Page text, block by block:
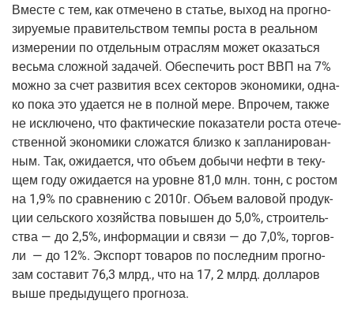
Вме­сте с тем, как отме­че­но в ста­тье, выход на про­гно­
зи­ру­е­мые пра­ви­тель­ством тем­пы роста в реаль­ном
изме­ре­нии по отдель­ным отрас­лям может ока­зать­ся
весь­ма слож­ной зада­чей. Обес­пе­чить рост ВВП на 7%
мож­но за счет раз­ви­тия всех сек­то­ров эко­но­ми­ки, одна­
ко пока это уда­ет­ся не в пол­ной мере. Впро­чем, так­же
не исклю­че­но, что фак­ти­че­ские пока­за­те­ли роста оте­че­
ствен­ной эко­но­ми­ки сло­жат­ся близ­ко к запла­ни­ро­ван­
ным. Так, ожи­да­ет­ся, что объ­ем добы­чи неф­ти в теку­
щем году ожи­да­ет­ся на уровне 81,0 млн. тонн, с ростом
на 1,9% по срав­не­нию с 2010г. Объ­ем вало­вой про­дук­
ции сель­ско­го хозяй­ства повы­шен до 5,0%, стро­и­тель­
ства — до 2,5%, инфор­ма­ции и свя­зи — до 7,0%, тор­гов­
ли — до 12%. Экс­порт това­ров по послед­ним про­гно­
зам соста­вит 76,3 млрд., что на 17, 2 млрд. дол­ла­ров
выше преды­ду­ще­го прогноза.